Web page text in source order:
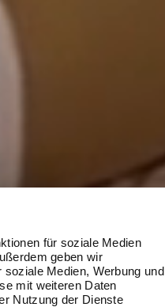
für soziale Medien
geben wir
Medien, Werbung und
mit weiteren Daten
Nutzung der Dienste